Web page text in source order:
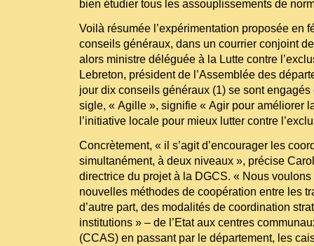
bien étudier tous les assouplissements de
Voilà résumée l’expérimentation proposée en
conseils généraux, dans un courrier conjoint
alors ministre déléguée à la Lutte contre
Lebreton, président de l’Assemblée des
jour dix conseils généraux (1) se sont
sigle, « Agille », signifie « Agir pour améliorer
l’initiative locale pour mieux lutter contre
Concrètement, « il s’agit d’encourager les
simultanément, à deux niveaux », précise
directrice du projet à la DGCS. « Nous voulons
nouvelles méthodes de coopération entre les
d’autre part, des modalités de coordination
institutions » – de l’Etat aux centres
(CCAS) en passant par le département, les